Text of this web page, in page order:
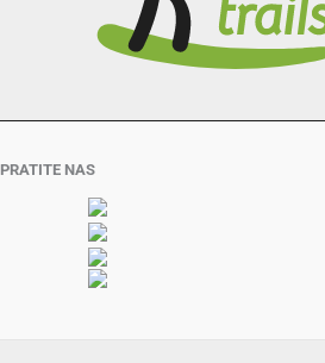
PRATITE NAS